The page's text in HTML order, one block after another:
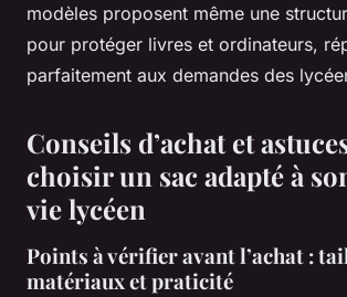
modèles proposent même une
pour protéger livres et ordinateurs,
parfaitement aux demandes des
Conseils d’achat et
choisir un sac adapté à
vie lycéen
Points à vérifier avant l’achat :
matériaux et praticité